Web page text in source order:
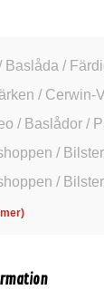
Baslåda /
/ Cerwin-
/ Baslådor /
/
/